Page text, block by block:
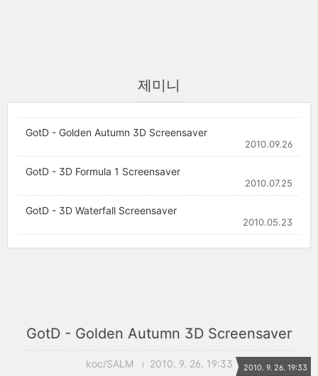
제미니
GotD - Golden Autumn 3D Screensaver
2010.09.26
GotD - 3D Formula 1 Screensaver
2010.07.25
GotD - 3D Waterfall Screensaver
2010.05.23
GotD - Golden Autumn 3D Screensaver
koc/SALM 2010. 9. 26. 19:33 2010. 9. 26. 19:33